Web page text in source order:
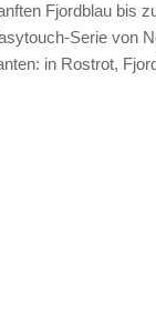
Fjordblau bis
Serie von
in Rostrot,